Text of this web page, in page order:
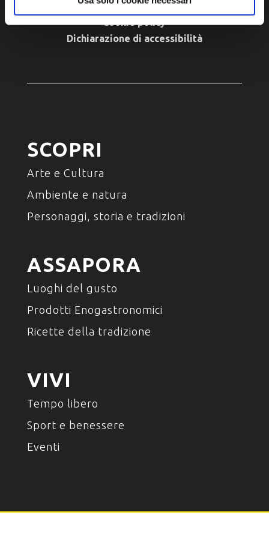
Privacy policy
Cookie policy
Dichiarazione di accessibilità
SCOPRI
Arte e Cultura
Ambiente e natura
Personaggi, storia e tradizioni
ASSAPORA
Luoghi del gusto
Prodotti Enogastronomici
Ricette della tradizione
VIVI
Tempo libero
Sport e benessere
Eventi